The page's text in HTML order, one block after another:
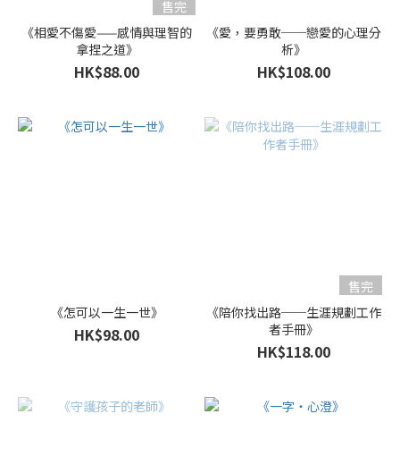
售完
《相愛不傷愛——感情與理智的
拿捏之道》
HK$88.00
《愛，要勇敢──戀愛的心理分
析》
HK$108.00
《怎可以一生一世》
HK$98.00
售完
《陪你找出路──生涯規劃工作
者手冊》
HK$118.00